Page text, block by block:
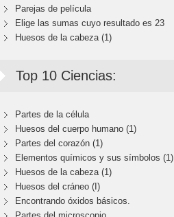
Parejas de película
Elige las sumas cuyo resultado es 23
Huesos de la cabeza (1)
Top 10 Ciencias:
Partes de la célula
Huesos del cuerpo humano (1)
Partes del corazón (1)
Elementos químicos y sus símbolos (1)
Huesos de la cabeza (1)
Huesos del cráneo (I)
Encontrando óxidos básicos.